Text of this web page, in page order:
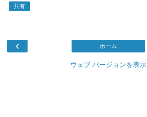
共有
‹ ホーム
ウェブ バージョンを表示